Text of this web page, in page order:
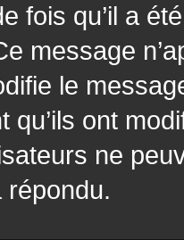
fois qu’il a
message
le
qu’ils ont
ne
répondu.